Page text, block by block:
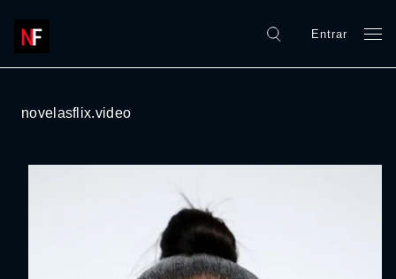
Entrar
novelasflix.video